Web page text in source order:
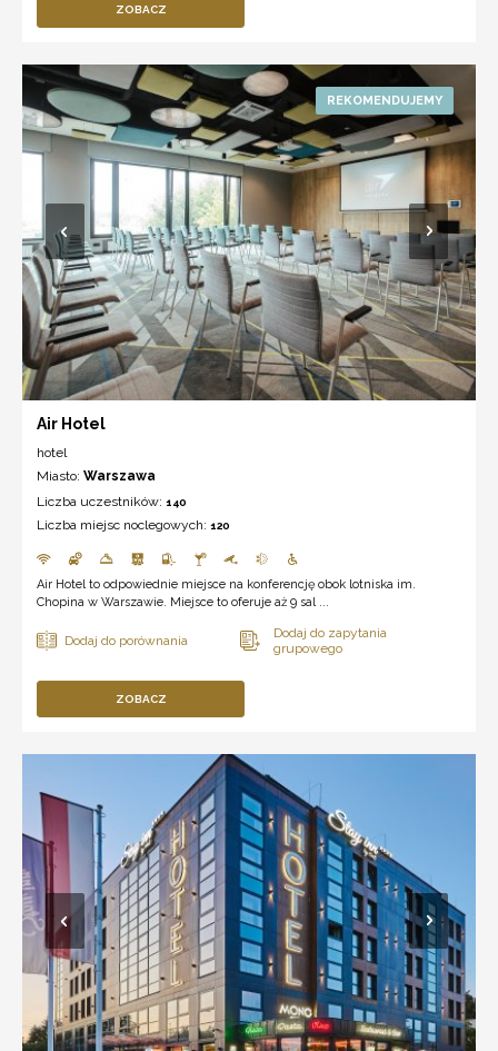
ZOBACZ
Air Hotel
hotel
Miasto: Warszawa
Liczba uczestników: 140
Liczba miejsc noclegowych: 120
Air Hotel to odpowiednie miejsce na konferencję obok lotniska im.
Chopina w Warszawie. Miejsce to oferuje aż 9 sal ...
ZOBACZ